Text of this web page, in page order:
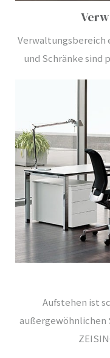
Verwaltungsbereich
und Schränke sind
Aufstehen ist
außergewöhnlichen